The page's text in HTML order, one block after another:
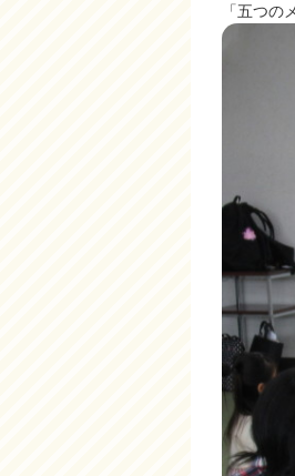
「五つの